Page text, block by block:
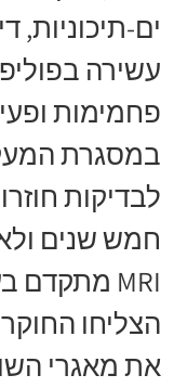
ים-תיכוניות,
עשירה
פחמימות
במסגרת
חמש שנים
הצליחו
את מאגרי